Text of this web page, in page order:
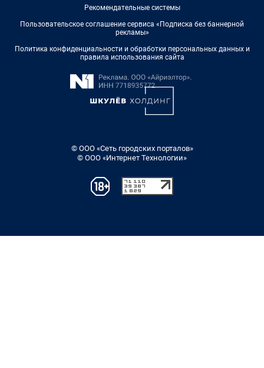
Рекомендательные системы
Пользовательское соглашение сервиса «Подписка без баннерной
рекламы»
Политика конфиденциальности и обработки персональных данных и
правила использования сайта
© ООО «Сеть городских порталов»
© ООО «Интернет Технологии»